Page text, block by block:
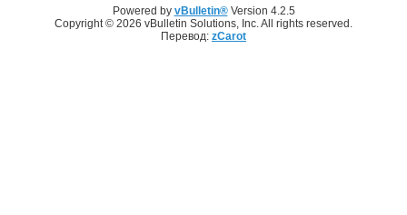
ОплатитьPowered by vBulletin®Version 4.2.5
Copyright © 2026 vBulletin Solutions, Inc. All rights reserved.
Перевод: zCarot